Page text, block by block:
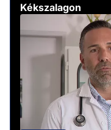
Kékszalagon